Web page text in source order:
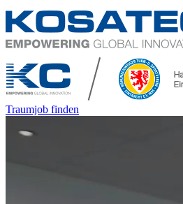
Traumjob finden